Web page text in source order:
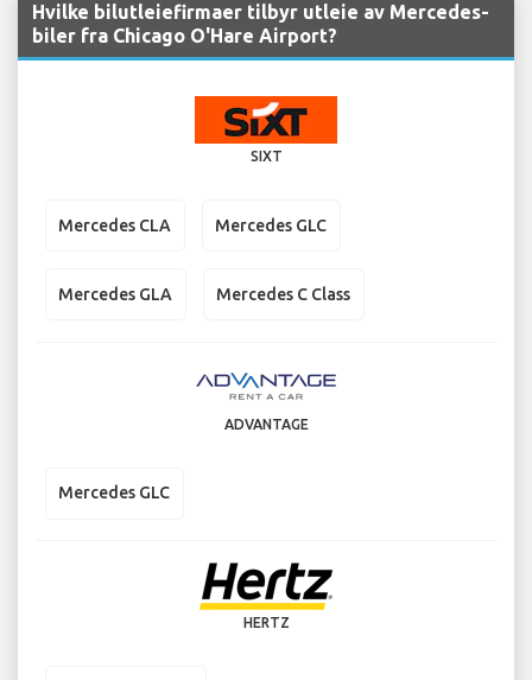
Hvilke bilutleiefirmaer tilbyr utleie av Mercedes-
biler fra Chicago O'Hare Airport?
SIXT
Mercedes CLA Mercedes GLC
Mercedes GLA Mercedes C Class
ADVANTAGE
Mercedes GLC
HERTZ